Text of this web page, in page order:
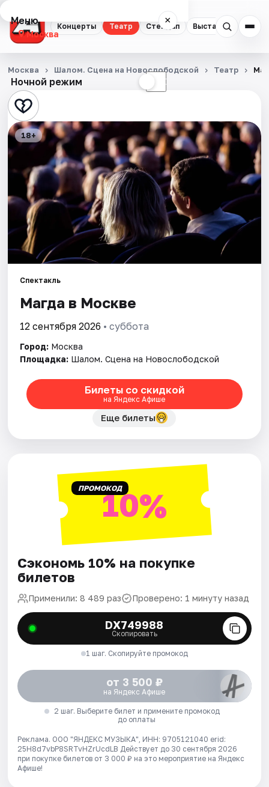
Концерты Театр Стендап Выставки
Меню ×
Москва
Концерты
Театр
Стендап
Выставки
Квесты
Экскурсии
Спорт
События
Города
Площадки
Артисты
Рейтинги
Ночной режим ☾
Москва Шалом. Сцена на Новослободской Театр
18+
Спектакль
Магда в Москве
12 сентября 2026 • суббота
Город: Москва
Площадка: Шалом. Сцена на Новослободской
Билеты со скидкой
на Яндекс Афише
Еще билеты
ПРОМОКОД10%
Сэкономь 10% на покупке
билетов
Применили: 8 489 раз Проверено: 1 минуту назад
DX749988
Скопировать
1 шаг. Скопируйте промокод
от 3 500 ₽
на Яндекс Афише
2 шаг. Выберите билет и примените промокод
до оплаты
Реклама. ООО "ЯНДЕКС МУЗЫКА", ИНН: 9705121040 erid:
25H8d7vbP8SRTvHZrUcdLB Действует до 30 сентября 2026
при покупке билетов от 3 000 ₽ на это мероприятие на Яндекс
Афише!